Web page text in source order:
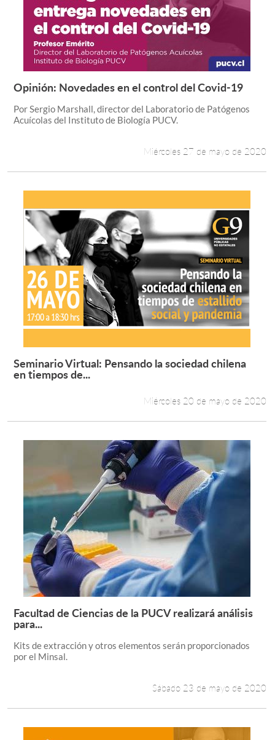
Leer más +
Opinión: Novedades en el control del Covid-19
Por Sergio Marshall, director del Laboratorio de Patógenos
Acuícolas del Instituto de Biología PUCV.
Miércoles 27 de mayo de 2020
Leer más +
Seminario Virtual: Pensando la sociedad chilena
en tiempos de...
Miércoles 20 de mayo de 2020
Leer más +
Facultad de Ciencias de la PUCV realizará análisis
para...
Kits de extracción y otros elementos serán proporcionados
por el Minsal.
Sábado 23 de mayo de 2020